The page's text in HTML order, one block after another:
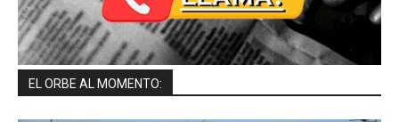
EL ORBE AL MOMENTO: